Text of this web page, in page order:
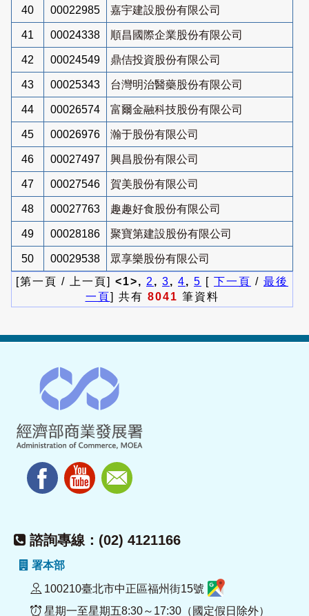
40 00022985 嘉宇建設股份有限公司
41 00024338 順昌國際企業股份有限公司
42 00024549 鼎佶投資股份有限公司
43 00025343 台灣明治醫藥股份有限公司
44 00026574 富爾金融科技股份有限公司
45 00026976 瀚于股份有限公司
46 00027497 興昌股份有限公司
47 00027546 賀美股份有限公司
48 00027763 趣趣好食股份有限公司
49 00028186 聚寶第建設股份有限公司
50 00029538
眾享樂股份有限公司
[第一頁 / 上一頁] <1>, 2 , 3, 4, 5 [ 下一頁 / 最後
一頁] 共有 8041 筆資料
諮詢專線：(02) 4121166
署本部
100210臺北市中正區福州街15號
星期一至星期五8:30～17:30（國定假日除外）